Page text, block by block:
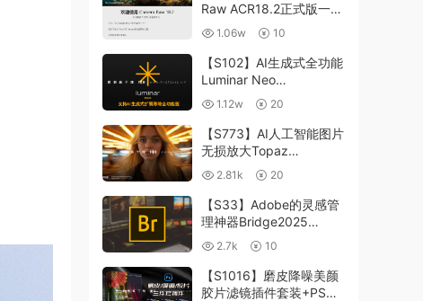
Raw ACR18.2正式版一键
升级包 ACR最新升级包
支持WIN和MAC
1.06w 10
【S102】AI生成式全功能
Luminar Neo
1.24.4(x64)超强修图插件
中文版WIN+MAC含400
个预设
1.12w 20
【S773】AI人工智能图片
无损放大Topaz
Gigapixel AI 8.4.0.1b照
片模糊清晰 PS插件+独立
版 WIN/MAC
2.81k 20
【S33】Adobe的灵感管
理神器Bridge2025
15.0.3 WIN系统 右键可
进入ACR
2.7k 10
【S1016】磨皮降噪美颜
胶片滤镜插件套装+PS动